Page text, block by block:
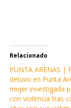
Relacionado
PUNTA ARENAS |
detuvo en Punta
mujer investigada
con violencia tras